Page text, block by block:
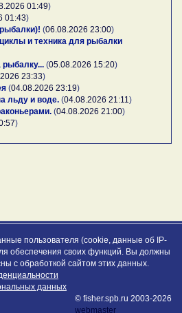
01:49)
01:43)
(06.08.2026 23:00)
и техника для рыбалки
рыбалку... (05.08.2026 15:20)
23:33)
(04.08.2026 23:19)
льду и воде. (04.08.2026 21:11)
(04.08.2026 21:00)
)
пользователя (cookie, данные об IP-
обеспечения своих функций. Вы должны
с обработкой сайтом этих данных.
данных
© fisher.spb.ru 2003-2026
webmaster